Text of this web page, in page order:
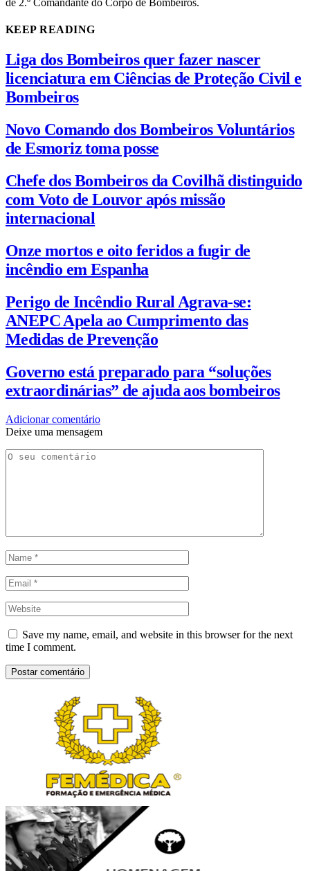
KEEP READING
Liga dos Bombeiros quer fazer nascer
licenciatura em Ciências de Proteção Civil e
Bombeiros
Novo Comando dos Bombeiros Voluntários
de Esmoriz toma posse
Chefe dos Bombeiros da Covilhã distinguido
com Voto de Louvor após missão
internacional
Onze mortos e oito feridos a fugir de
incêndio em Espanha
Perigo de Incêndio Rural Agrava-se:
ANEPC Apela ao Cumprimento das
Medidas de Prevenção
Governo está preparado para “soluções
extraordinárias” de ajuda aos bombeiros
Adicionar comentário
Deixe uma mensagem
Save my name, email, and website in this browser for the next
time I comment.